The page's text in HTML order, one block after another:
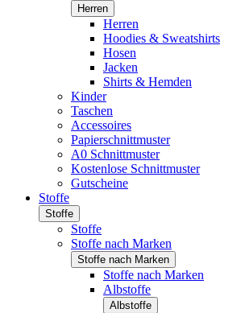
Herren
Herren
Hoodies & Sweatshirts
Hosen
Jacken
Shirts & Hemden
Kinder
Taschen
Accessoires
Papierschnittmuster
A0 Schnittmuster
Kostenlose Schnittmuster
Gutscheine
Stoffe
Stoffe
Stoffe
Stoffe nach Marken
Stoffe nach Marken
Stoffe nach Marken
Albstoffe
Albstoffe